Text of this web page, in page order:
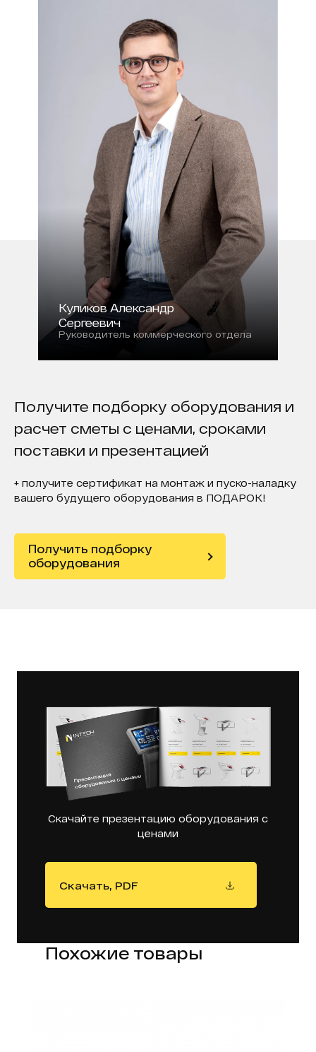
Куликов Александр
Сергеевич
Руководитель коммерческого отдела
Получите подборку оборудования и
расчет сметы с ценами, сроками
поставки и презентацией
+ получите сертификат на монтаж и пуско-наладку
вашего будущего оборудования в ПОДАРОК!
Получить подборку
оборудования
Скачайте презентацию оборудования с
ценами
Скачать, PDF
Похожие товары